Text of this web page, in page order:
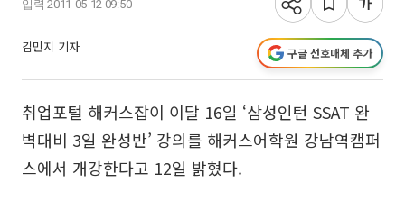
입력 2011-05-12 09:50
김민지 기자 구글 선호매체 추가
취업포털 해커스잡이 이달 16일 ‘삼성인턴 SSAT 완
벽대비 3일 완성반’ 강의를 해커스어학원 강남역캠퍼
스에서 개강한다고 12일 밝혔다.